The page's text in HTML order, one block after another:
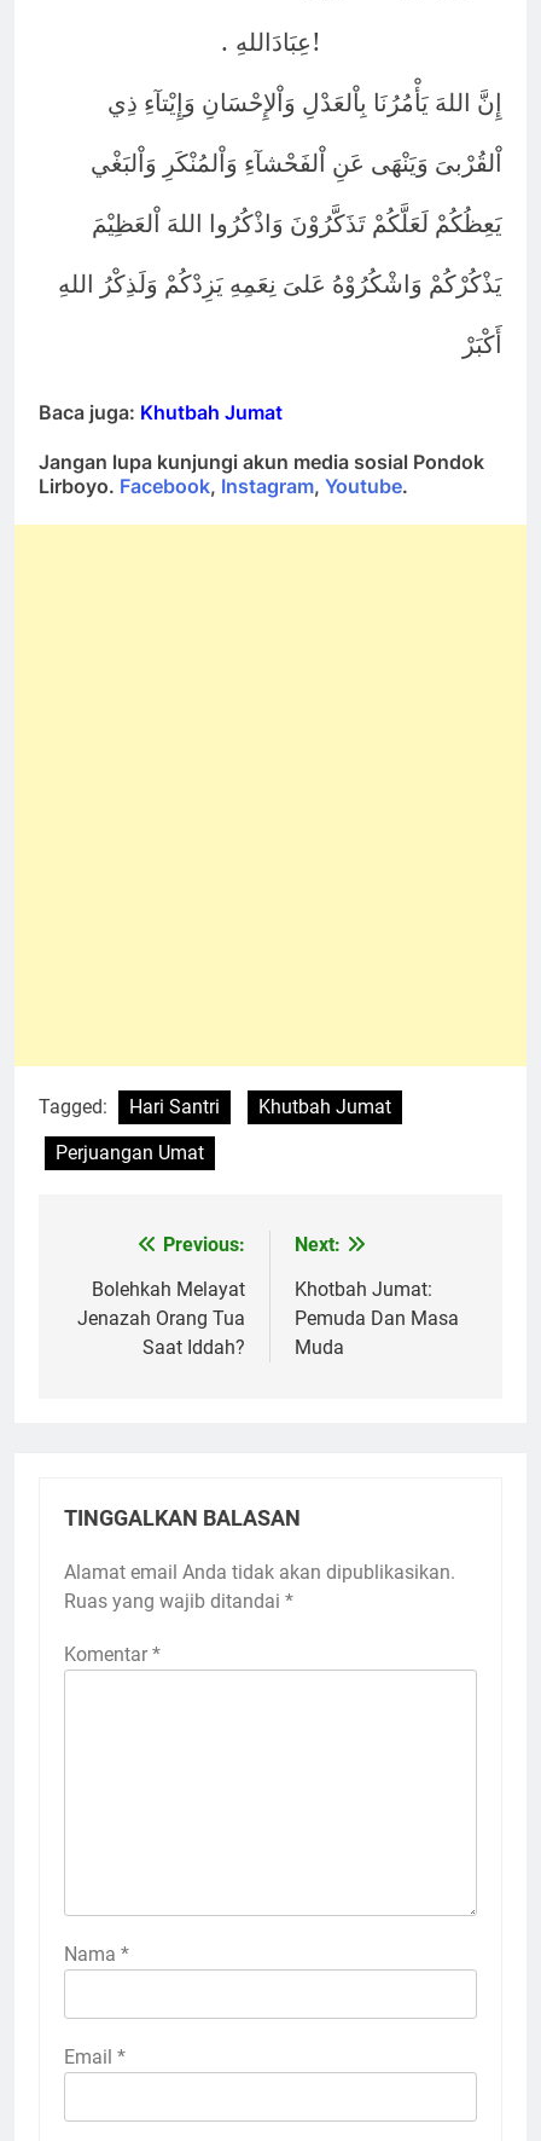
. عِبَادَاللهِ!
إِنَّ اللهَ يَأْمُرُنَا بِاْلعَدْلِ وَاْلإِحْسَانِ وَإِيْتآءِ ذِي
اْلقُرْبىَ وَيَنْهَى عَنِ اْلفَحْشآءِ وَاْلمُنْكَرِ وَاْلبَغْي
يَعِظُكُمْ لَعَلَّكُمْ تَذَكَّرُوْنَ وَاذْكُرُوا اللهَ اْلعَظِيْمَ
يَذْكُرْكُمْ وَاشْكُرُوْهُ عَلىَ نِعَمِهِ يَزِدْكُمْ وَلَذِكْرُ اللهِ
أَكْبَرْ
Baca juga: Khutbah Jumat
Jangan lupa kunjungi akun media sosial Pondok
Lirboyo. Facebook, Instagram, Youtube.
Tagged: Hari Santri
Khutbah Jumat
Perjuangan Umat
Navigasi
pos
Previous:
Bolehkah Melayat
Jenazah Orang Tua
Saat Iddah?
Next:
Khotbah Jumat:
Pemuda Dan Masa
Muda
TINGGALKAN BALASAN
Alamat email Anda tidak akan dipublikasikan.
Ruas yang wajib ditandai *
Komentar *
Nama *
Email *